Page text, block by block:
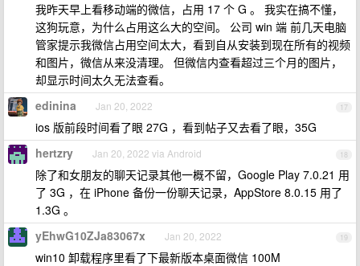
我昨天早上看移动端的微信，占用 17 个 G 。 我实在搞不懂，
这狗玩意，为什么占用这么大的空间。 公司 win 端 前几天电脑
管家提示我微信占用空间太大，看到自从安装到现在所有的视频
和图片，微信从来没清理。 但微信内查看超过三个月的图片，
却显示时间太久无法查看。
17
edinina Jan 20, 2022
ios 版前段时间看了眼 27G ，看到帖子又去看了眼，35G
18
hertzry Jan 20, 2022 via Android
除了和女朋友的聊天记录其他一概不留，Google Play 7.0.21 用
了 3G ，在 iPhone 备份一份聊天记录，AppStore 8.0.15 用了
1.3G 。
19
yEhwG10ZJa83067x Jan 20, 2022
win10 卸载程序里看了下最新版本桌面微信 100M